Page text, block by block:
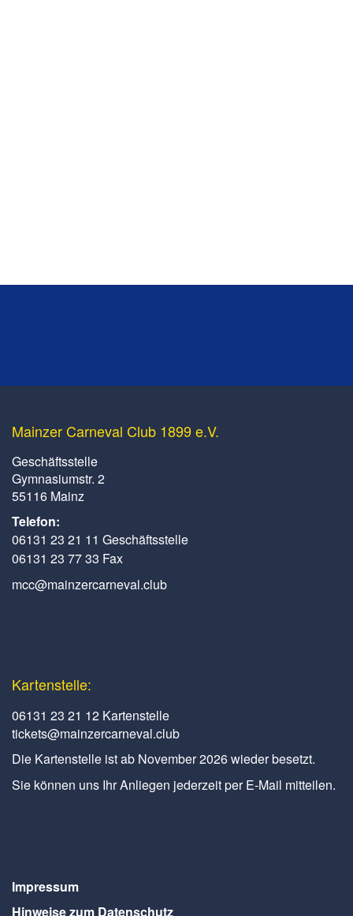
Mainzer Carneval Club 1899 e.V.
Geschäftsstelle
Gymnasiumstr. 2
55116 Mainz
Telefon:
06131 23 21 11 Geschäftsstelle
06131 23 77 33 Fax
mcc@mainzercarneval.club
Kartenstelle:
06131 23 21 12 Kartenstelle
tickets@mainzercarneval.club
Die Kartenstelle ist ab November 2026 wieder besetzt.
Sie können uns Ihr Anliegen jederzeit per E-Mail mitteilen.
Impressum
Hinweise zum Datenschutz